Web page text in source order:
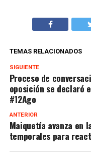
TEMAS RELACIONADOS
SIGUIENTE
Proceso de
oposición se declaró
#12Ago
ANTERIOR
Maiquetía avanza en
temporales para